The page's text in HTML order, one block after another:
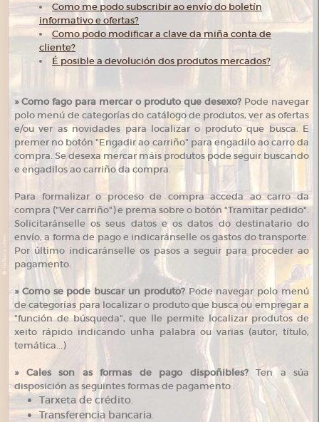
Como me podo subscribir ao envío do boletín
informativo e ofertas?
Como podo modificar a clave da miña conta de
cliente?
É posible a devolución dos produtos mercados?
»Como fago para mercar o produto que desexo? Pode navegar
polo menú de categorías do catálogo de produtos, ver as ofertas
e/ou ver as novidades para localizar o produto que busca. E
premer no botón "Engadir ao carriño" para engadilo ao carro da
compra. Se desexa mercar máis produtos pode seguir buscando
e engadilos ao carriño da compra.
Para formalizar o proceso de compra acceda ao carro da
compra ("Ver carriño") e prema sobre o botón "Tramitar pedido".
Solicitaránselle os seus datos e os datos do destinatario do
envío, a forma de pago e indicaránselle os gastos do transporte.
Por último indicaránselle os pasos a seguir para proceder ao
pagamento.
»Como se pode buscar un produto?Pode navegar polo menú
de categorías para localizar o produto que busca ou empregar a
"función de búsqueda", que lle permite localizar produtos de
xeito rápido indicando unha palabra ou varias (autor, título,
temática...)
»Cales son as formas de pago dispoñibles? Ten a súa
disposición as seguintes formas de pagamento :
Tarxeta de crédito.
Transferencia bancaria.